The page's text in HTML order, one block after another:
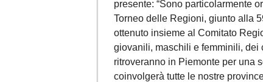
presente: “Sono particolarmente
Torneo delle Regioni, giunto alla
ottenuto insieme al Comitato
giovanili, maschili e femminili, dei
ritroveranno in Piemonte per una
coinvolgerà tutte le nostre